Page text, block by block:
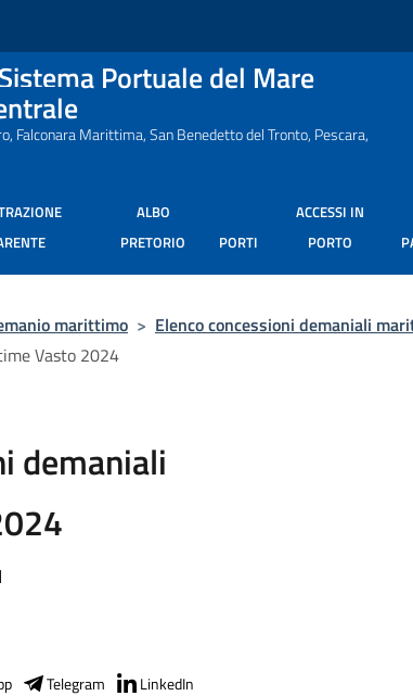
Portuale del Mare
Falconara Marittima, San Benedetto del Tronto, Pescara,
ALBO
PRETORIO
PORTI
ACCESSI IN
PORTO
marittimo > Elenco concessioni demaniali
Vasto 2024
demaniali
Telegram LinkedIn